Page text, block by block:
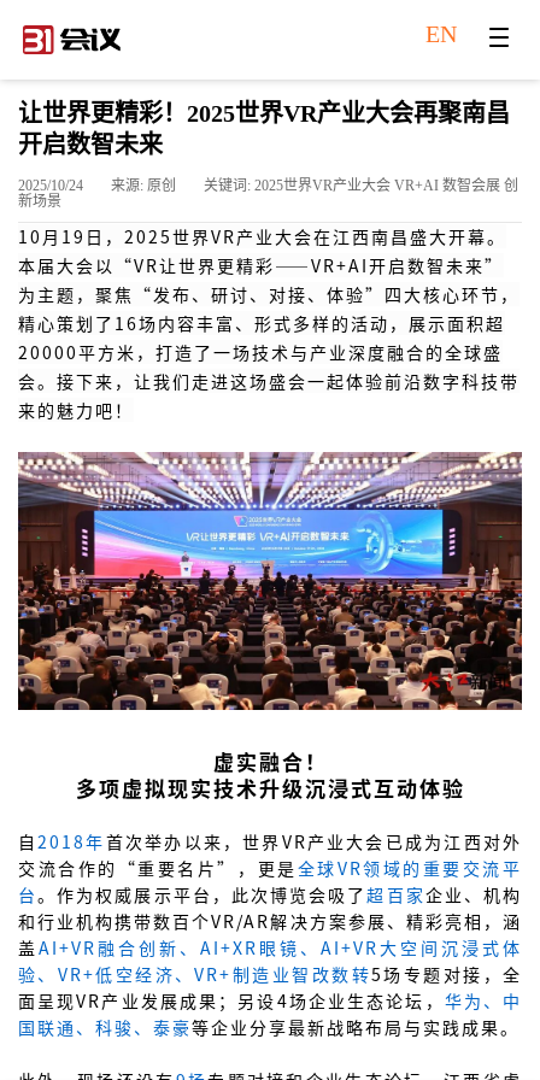
EN
让世界更精彩！2025世界VR产业大会再聚南昌
开启数智未来
2025/10/24 来源: 原创
关键词: 2025世界VR产业大会 VR+AI 数智会展 创
新场景
10月19日， 2025世界VR产业大会在江西南昌盛大开幕。
本届大会以 “VR让世界更精彩——VR+AI开启数智未来”
为主题，聚焦 “发布、研讨、对接、体验” 四大核心环节，
精心策划了 16场内容丰富、形式多样的活动，展示面积超
20000平方米 ，打造了一场技术与产业深度融合的全球盛
会。接下来，让我们走进这场盛会一起体验前沿数字科技带
来的魅力吧！
虚实融合！
多项虚拟现实技术升级沉浸式互动体验
自2018年首次举办以来，世界VR产业大会已成为江西对外
交流合作的“重要名片”，更是全球VR领域的重要交流平
台。作为权威展示平台，此次博览会吸了超百家企业、机构
和行业机构携带数百个VR/AR解决方案参展、精彩亮相，涵
盖 AI+VR融合创新、AI+XR眼镜、AI+VR大空间沉浸式体
验、VR+低空经济、VR+制造业智改数转5场专题对接，全
面呈现VR产业发展成果；另设4场企业生态论坛， 华为、中
国联通、科骏、泰豪等企业分享最新战略布局与实践成果。